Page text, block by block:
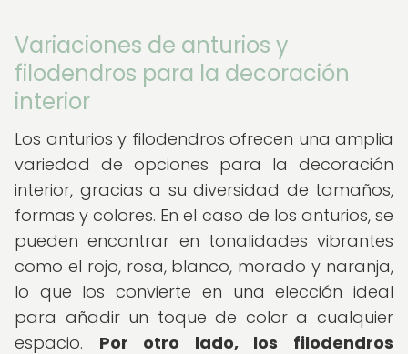
Variaciones de anturios y
filodendros para la decoración
interior
Los anturios y filodendros ofrecen una amplia
variedad de opciones para la decoración
interior, gracias a su diversidad de tamaños,
formas y colores. En el caso de los anturios, se
pueden encontrar en tonalidades vibrantes
como el rojo, rosa, blanco, morado y naranja,
lo que los convierte en una elección ideal
para añadir un toque de color a cualquier
espacio. Por otro lado, los filodendros